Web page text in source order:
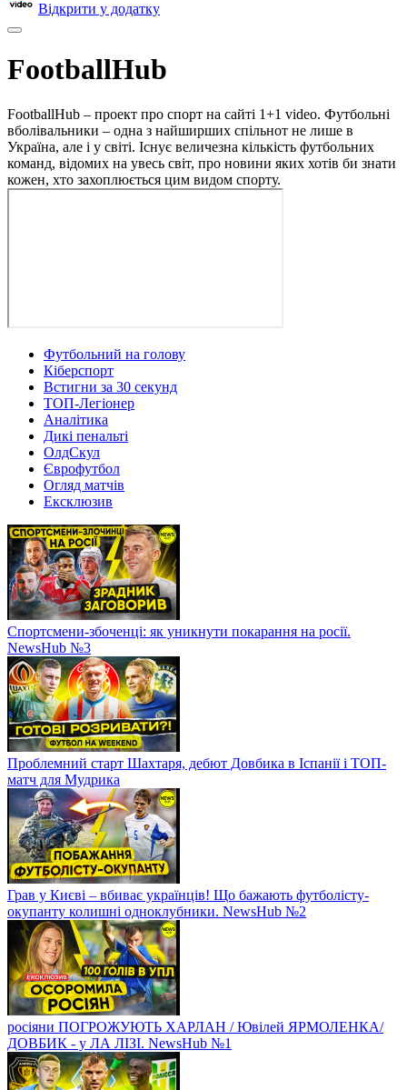
Відкрити у додатку
FootballHub
FootballHub – проект про спорт на сайті 1+1 video. Футбольні
вболівальники – одна з найширших спільнот не лише в
Україна, але і у світі. Існує величезна кількість футбольних
команд, відомих на увесь світ, про новини яких хотів би знати
кожен, хто захоплюється цим видом спорту.
Футбольний на голову
Кіберспорт
Встигни за 30 секунд
ТОП-Легіонер
Аналітика
Дикі пенальті
ОлдСкул
Єврофутбол
Огляд матчів
Ексклюзив
Спортсмени-збоченці: як уникнути покарання на росії.
NewsHub №3
Проблемний старт Шахтаря, дебют Довбика в Іспанії і ТОП-
матч для Мудрика
Грав у Києві – вбиває українців! Що бажають футболісту-
окупанту колишні одноклубники. NewsHub №2
росіяни ПОГРОЖУЮТЬ ХАРЛАН / Ювілей ЯРМОЛЕНКА/
ДОВБИК - у ЛА ЛІЗІ. NewsHub №1